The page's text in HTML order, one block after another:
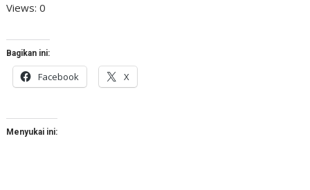
Views: 0
Bagikan ini:
Facebook X
Menyukai ini: